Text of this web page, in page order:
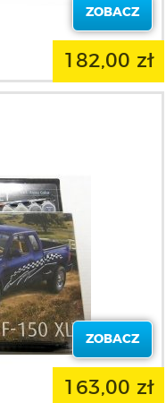
ZOBACZ
182,00 zł
ZOBACZ
163,00 zł